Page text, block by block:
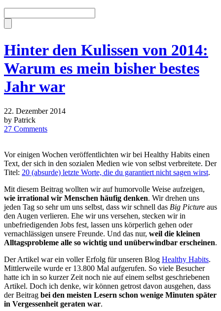
Hinter den Kulissen von 2014:
Warum es mein bisher bestes
Jahr war
22. Dezember 2014
by Patrick
27 Comments
Vor einigen Wochen veröffentlichten wir bei Healthy Habits einen
Text, der sich in den sozialen Medien wie von selbst verbreitete. Der
Titel: 20 (absurde) letzte Worte, die du garantiert nicht sagen wirst.
Mit diesem Beitrag wollten wir auf humorvolle Weise aufzeigen,
wie irrational wir Menschen häufig denken. Wir drehen uns
jeden Tag so sehr um uns selbst, dass wir schnell das Big Picture aus
den Augen verlieren. Ehe wir uns versehen, stecken wir in
unbefriedigenden Jobs fest, lassen uns körperlich gehen oder
vernachlässigen unsere Freunde. Und das nur, weil die kleinen
Alltagsprobleme alle so wichtig und unüberwindbar erscheinen.
Der Artikel war ein voller Erfolg für unseren Blog Healthy Habits.
Mittlerweile wurde er 13.800 Mal aufgerufen. So viele Besucher
hatte ich in so kurzer Zeit noch nie auf einem selbst geschriebenen
Artikel. Doch ich denke, wir können getrost davon ausgehen, dass
der Beitrag bei den meisten Lesern schon wenige Minuten später
in Vergessenheit geraten war.